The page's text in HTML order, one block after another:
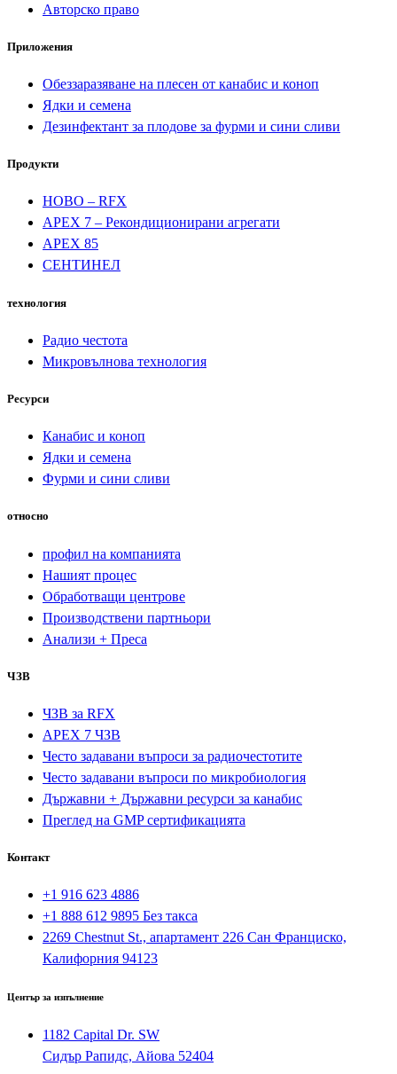
Авторско право
Приложения
Обеззаразяване на плесен от канабис и коноп
Ядки и семена
Дезинфектант за плодове за фурми и сини сливи
Продукти
НОВО – RFX
APEX 7 – Рекондиционирани агрегати
APEX 85
СЕНТИНЕЛ
технология
Радио честота
Микровълнова технология
Ресурси
Канабис и коноп
Ядки и семена
Фурми и сини сливи
относно
профил на компанията
Нашият процес
Обработващи центрове
Производствени партньори
Анализи + Преса
ЧЗВ
ЧЗВ за RFX
APEX 7 ЧЗВ
Често задавани въпроси за радиочестотите
Често задавани въпроси по микробиология
Държавни + Държавни ресурси за канабис
Преглед на GMP сертификацията
Контакт
+1 916 623 4886
+1 888 612 9895 Без такса
2269 Chestnut St., апартамент 226 Сан Франциско,
Калифорния 94123
Център за изпълнение
1182 Capital Dr. SW
Сидър Рапидс, Айова 52404